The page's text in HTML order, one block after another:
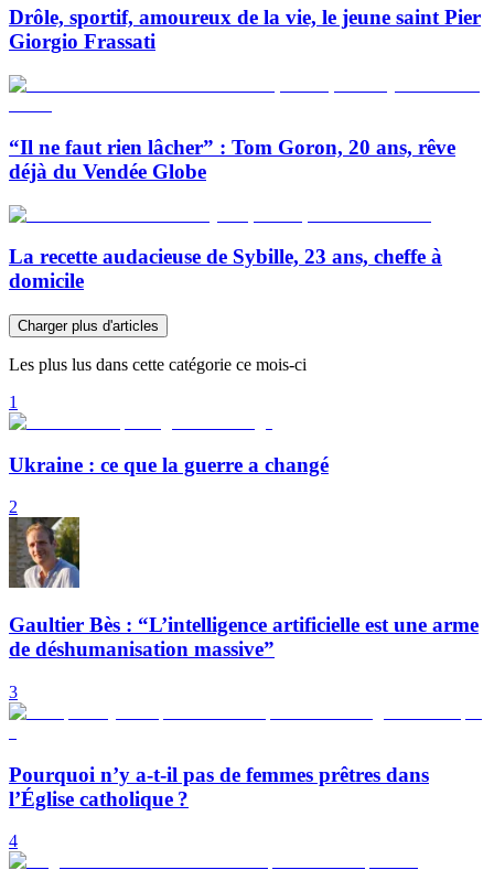
Drôle, sportif, amoureux de la vie, le jeune saint Pier
Giorgio Frassati
“Il ne faut rien lâcher” : Tom Goron, 20 ans, rêve
déjà du Vendée Globe
La recette audacieuse de Sybille, 23 ans, cheffe à
domicile
Charger plus d'articles
Les plus lus dans cette catégorie ce mois-ci
1
Ukraine : ce que la guerre a changé
2
Gaultier Bès : “L’intelligence artificielle est une arme
de déshumanisation massive”
3
Pourquoi n’y a-t-il pas de femmes prêtres dans
l’Église catholique ?
4